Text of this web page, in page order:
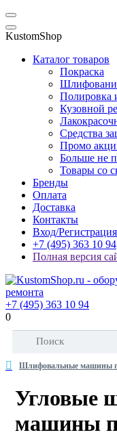
KustomShop
Каталог товаров
Покраска
Полировка
Кузовной
Средства
Промо
Больше не
Товары со
Бренды
Оплата
Доставка
Контакты
Вход/Регистрация
+7 (495) 363 10 94
Полная версия
+7 (495) 363 10 94
0
Шлифовальные машины
Угловые
машины